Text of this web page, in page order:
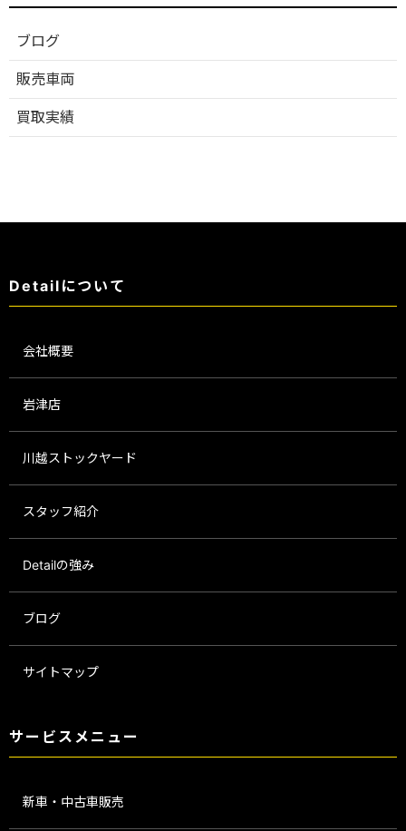
ブログ
販売車両
買取実績
Detailについて
会社概要
岩津店
川越ストックヤード
スタッフ紹介
Detailの強み
ブログ
サイトマップ
サービスメニュー
新車・中古車販売